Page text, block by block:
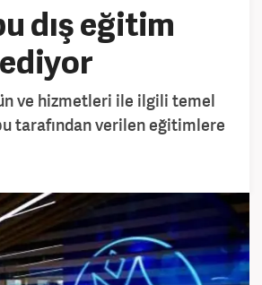
dış eğitim
ve hizmetleri ile ilgili temel
tarafından verilen eğitimlere